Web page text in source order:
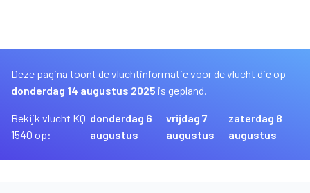
Deze pagina toont de vluchtinformatie voor de vlucht die op
donderdag 14 augustus 2025 is gepland.
Bekijk vlucht KQ
1540 op:
donderdag 6
augustus
vrijdag 7
augustus
zaterdag 8
augustus